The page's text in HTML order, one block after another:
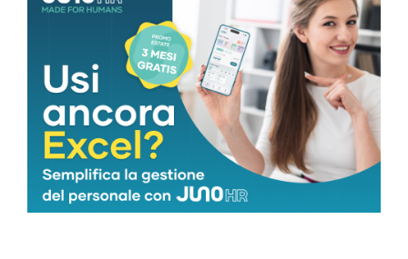
salute
webinfo@adnkronos.com (Web Info)